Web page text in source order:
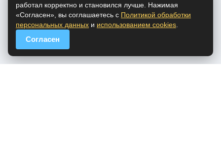
работал корректно и становился лучше. Нажимая
«Согласен», вы соглашаетесь с Политикой обработки
персональных данных и использованием cookies
Согласен